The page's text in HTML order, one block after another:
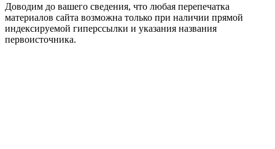
Доводим до вашего сведения, что любая перепечатка
материалов сайта возможна только при наличии прямой
индексируемой гиперссылки и указания названия
первоисточника.